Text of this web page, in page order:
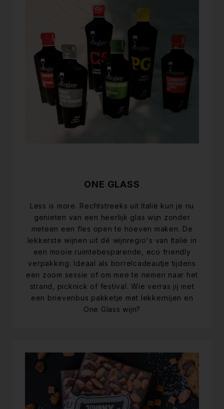
ONE GLASS
Less is more. Rechtstreeks uit Italië kun je nu
genieten van een heerlijk glas wijn zonder
meteen een fles open te hoeven maken. De
lekkerste wijnen uit dé wijnregio's van Italië in
een mooie ruimtebesparende, eco friendly
verpakking. Ideaal als borrelcadeautje tijdens
een zoom sessie of om mee te nemen naar het
strand, picknick of festival. Wie verras jij met
een brievenbus pakketje met lekkernijen en
One Glass wijn?